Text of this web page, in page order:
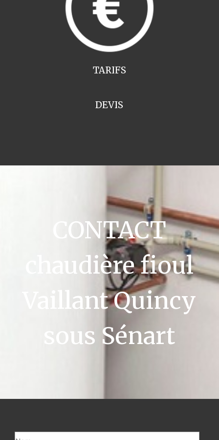
TARIFS
DEVIS
CONTACT
chaudière fioul
Vaillant Quincy
sous Sénart